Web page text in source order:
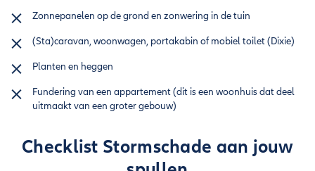
Zonnepanelen op de grond en zonwering in de tuin
(Sta)caravan, woonwagen, portakabin of mobiel toilet (Dixie)
Planten en heggen
Fundering van een appartement (dit is een woonhuis dat deel
uitmaakt van een groter gebouw)
Checklist Stormschade aan jouw